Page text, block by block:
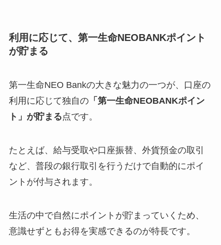
利用に応じて、第一生命NEOBANKポイント
が貯まる
第一生命NEO Bankの大きな魅力の一つが、口座の
利用に応じて独自の「第一生命NEOBANKポイン
ト」が貯まる点です。
たとえば、給与受取や口座振替、外貨預金の取引
など、普段の銀行取引を行うだけで自動的にポイ
ントが付与されます。
生活の中で自然にポイントが貯まっていくため、
意識せずともお得を実感できるのが特長です。